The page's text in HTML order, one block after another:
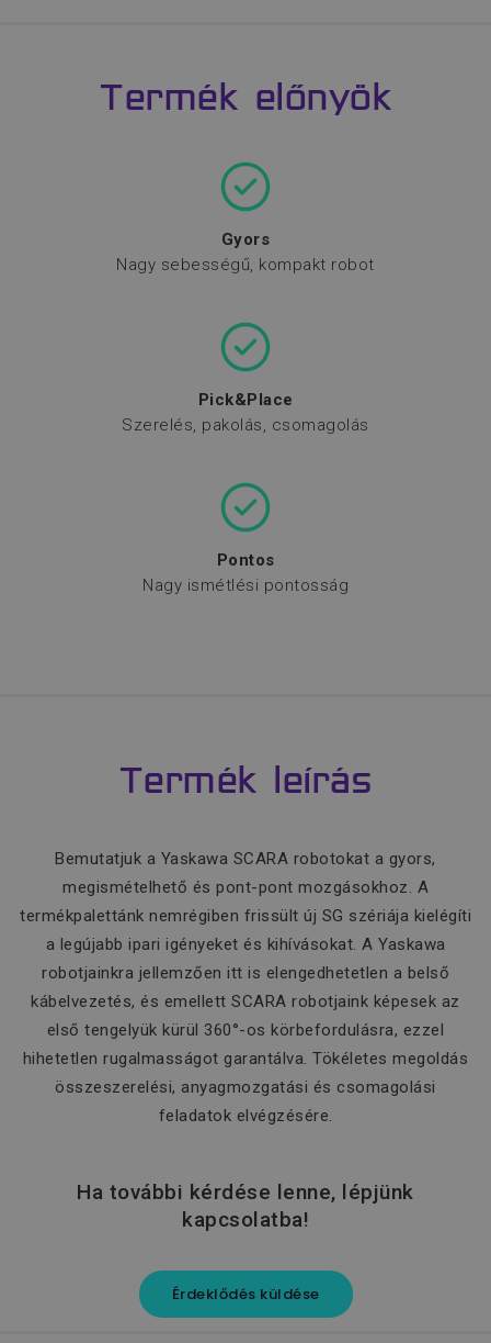
Termék előnyök
Gyors
Nagy sebességű, kompakt robot
Pick&Place
Szerelés, pakolás, csomagolás
Pontos
Nagy ismétlési pontosság
Termék leírás
Bemutatjuk a Yaskawa SCARA robotokat a gyors,
megismételhető és pont-pont mozgásokhoz. A
termékpalettánk nemrégiben frissült új SG szériája kielégíti
a legújabb ipari igényeket és kihívásokat. A Yaskawa
robotjainkra jellemzően itt is elengedhetetlen a belső
kábelvezetés, és emellett SCARA robotjaink képesek az
első tengelyük kürül 360°-os körbefordulásra, ezzel
hihetetlen rugalmasságot garantálva. Tökéletes megoldás
összeszerelési, anyagmozgatási és csomagolási
feladatok elvégzésére.
Ha további kérdése lenne, lépjünk
kapcsolatba!
Érdeklődés küldése